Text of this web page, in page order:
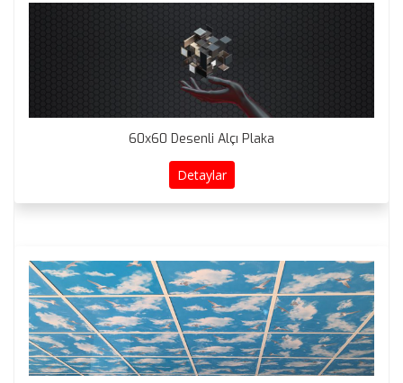
60x60 Desenli Alçı Plaka
Detaylar